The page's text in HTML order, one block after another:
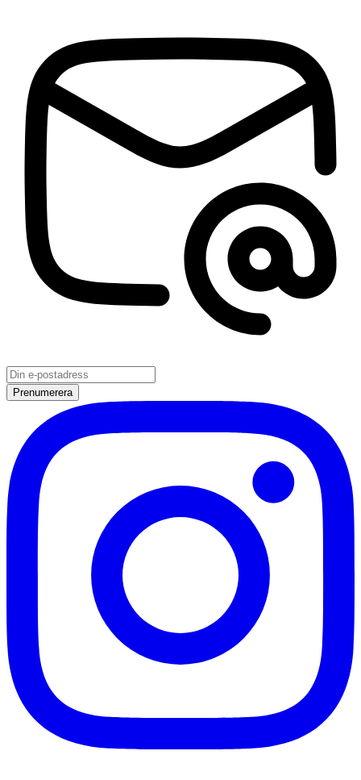
Prenumerera